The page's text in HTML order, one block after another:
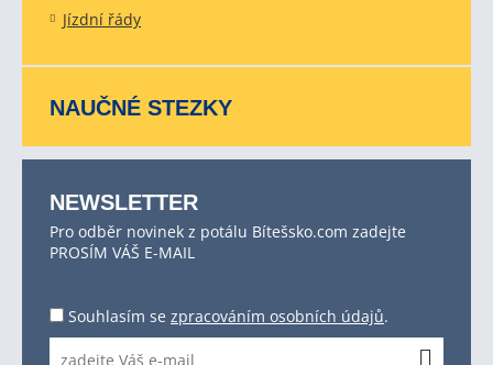
Jízdní řády
NAUČNÉ STEZKY
NEWSLETTER
Pro odběr novinek z potálu Bítešsko.com zadejte
PROSÍM VÁŠ E-MAIL
Souhlasím se zpracováním osobních údajů.